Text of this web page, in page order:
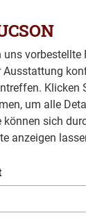
uns vorbestellte
Ausstattung
Klicken
um alle
können sich
anzeigen